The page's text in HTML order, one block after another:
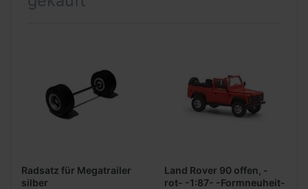
Radsatz für Megatrailer
silber
Land Rover 90 offen, -
rot- -1:87- -Formneuheit-